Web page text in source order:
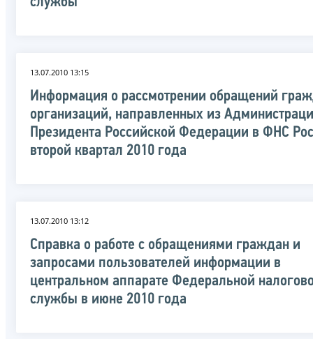
13.07.2010 13:15
Информация о рассмотрении обращений
организаций, направленных из
Президента Российской Федерации в ФНС
второй квартал 2010 года
13.07.2010 13:12
Справка о работе с обращениями граждан и
запросами пользователей информации в
центральном аппарате Федеральной
службы в июне 2010 года